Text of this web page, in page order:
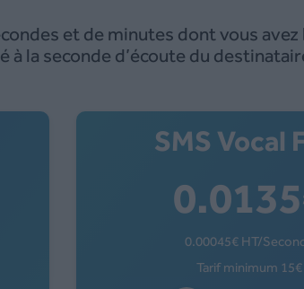
et de minutes dont vous avez
à la seconde d’écoute du
SMS Vocal
0.0135
0.00045€ HT/
Tarif minimum 15€